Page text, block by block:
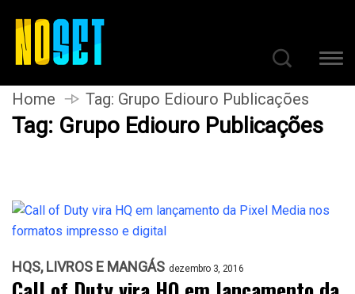
Home Tag: Grupo Ediouro Publicações
Tag: Grupo Ediouro Publicações
HQS, LIVROS E MANGÁS dezembro 3, 2016